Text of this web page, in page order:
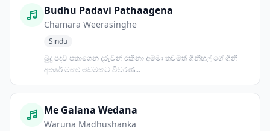
Budhu Padavi Pathaagena
Chamara Weerasinghe
Sindu
බුදු පදවි පතාගෙන දරුවන් රකිනා අම්මා තවමත් ගිනිහල් ගේ ගිනි
අතරේ මහළු මඩමකට විවරණ...
Me Galana Wedana
Waruna Madhushanka